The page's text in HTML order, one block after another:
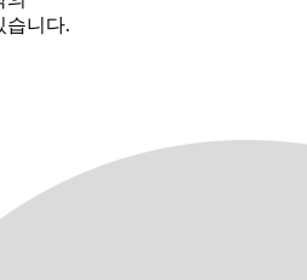
습니다.